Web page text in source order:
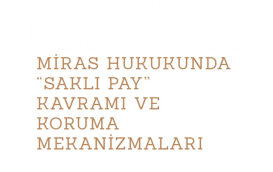
MİRAS HUKUKUNDA
“SAKLI PAY”
KAVRAMI VE
KORUMA
MEKANİZMALARI